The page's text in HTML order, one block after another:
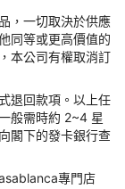
話：2890-6154；
新城；地址：荃
：2432-3022；營
樓；地址：元朗
整或更改，請到
以取得最
撒天嬌香港有限
，一切取決於供應
同等或更高價值的
本公司有權取消訂
退回款項。以上任
般需時約 2~4 星
閣下的發卡銀行查
專門店